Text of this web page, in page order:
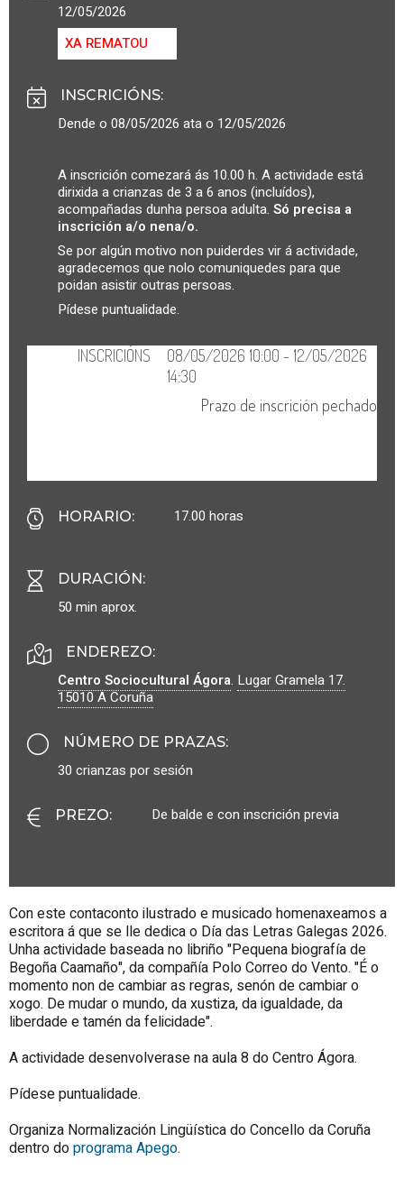
12/05/2026
XA REMATOU
INSCRICIÓNS:
Dende o 08/05/2026 ata o 12/05/2026
A inscrición comezará ás 10.00 h. A actividade está
dirixida a crianzas de 3 a 6 anos (incluídos),
acompañadas dunha persoa adulta. Só precisa a
inscrición a/o nena/o.
Se por algún motivo non puiderdes vir á actividade,
agradecemos que nolo comuniquedes para que
poidan asistir outras persoas.
Pídese puntualidade.
HORARIO: 17.00 horas
DURACIÓN:
50 min aprox.
ENDEREZO:
Centro Sociocultural Ágora. Lugar Gramela 17.
15010A Coruña
NÚMERO DE PRAZAS:
30 crianzas por sesión
PREZO: De balde e con inscrición previa
Con este contaconto ilustrado e musicado homenaxeamos a
escritora á que se lle dedica o Día das Letras Galegas 2026.
Unha actividade baseada no libriño "Pequena biografía de
Begoña Caamaño", da compañía Polo Correo do Vento. "É o
momento non de cambiar as regras, senón de cambiar o
xogo. De mudar o mundo, da xustiza, da igualdade, da
liberdade e tamén da felicidade".
A actividade desenvolverase na aula 8 do Centro Ágora.
Pídese puntualidade.
Organiza Normalización Lingüística do Concello da Coruña
dentro doprograma Apego.